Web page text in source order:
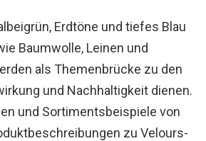
Erdtöne und tiefes Blau
Baumwolle, Leinen und
als Themenbrücke zu den
und Nachhaltigkeit dienen.
und Sortimentsbeispiele von
zu Velours-